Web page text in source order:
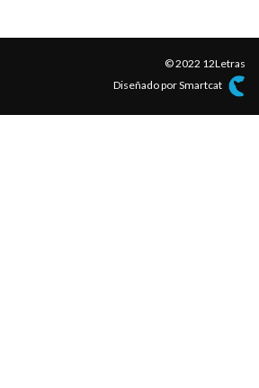
© 2022 12Letras
Diseñado por Smartcat